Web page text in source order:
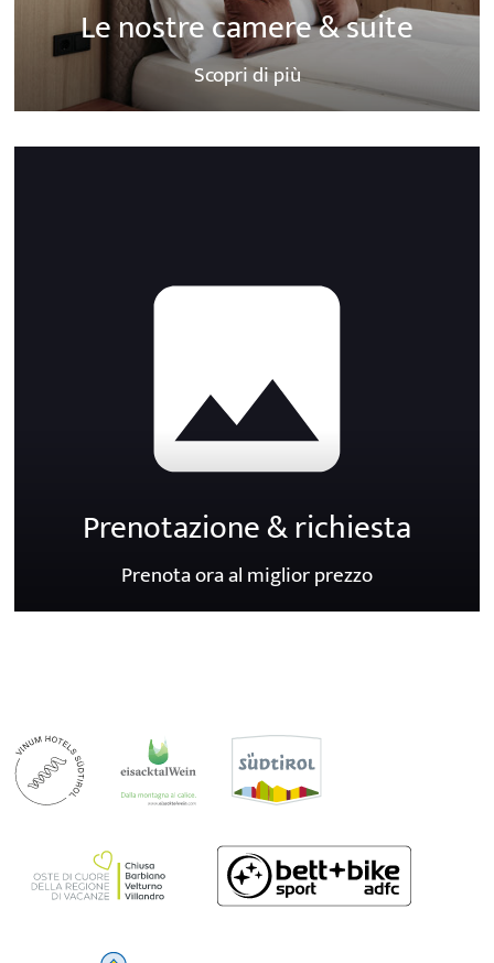
Le nostre camere & suite
Scopri di più
Prenotazione & richiesta
Prenota ora al miglior prezzo